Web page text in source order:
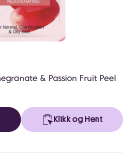
& Passion Fruit Peel
Klikk og Hent